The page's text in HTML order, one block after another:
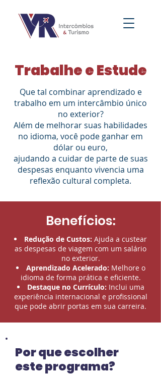
Trabalhe e Estude
Que tal combinar aprendizado e
trabalho em um intercâmbio único
no exterior?
Além de melhorar suas habilidades
no idioma, você pode ganhar em
dólar ou euro,
ajudando a cuidar de parte de suas
despesas enquanto vivencia uma
reflexão cultural completa.
Benefícios:
Redução de Custos: Ajuda a custear
as despesas de viagem com um salário
no exterior.
Aprendizado Acelerado: Melhore o
idioma de forma prática e eficiente.
Destaque no Currículo: Inclui uma
experiência internacional e profissional
que pode abrir portas em sua carreira.
Por que escolher
este programa?